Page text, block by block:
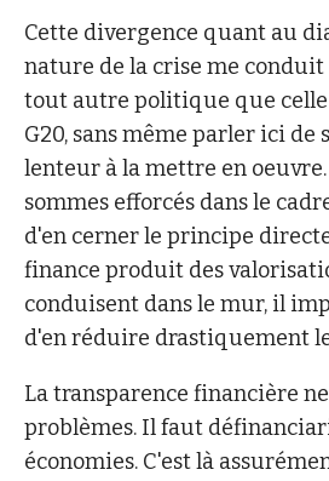
Cette divergence quant au
nature de la crise me conduit
tout autre politique que celle
G20, sans même parler ici de
lenteur à la mettre en
sommes efforcés dans le
d'en cerner le principe
finance produit des
conduisent dans le mur, il
d'en réduire drastiquement
La transparence financière
problèmes. Il faut
économies. C'est là